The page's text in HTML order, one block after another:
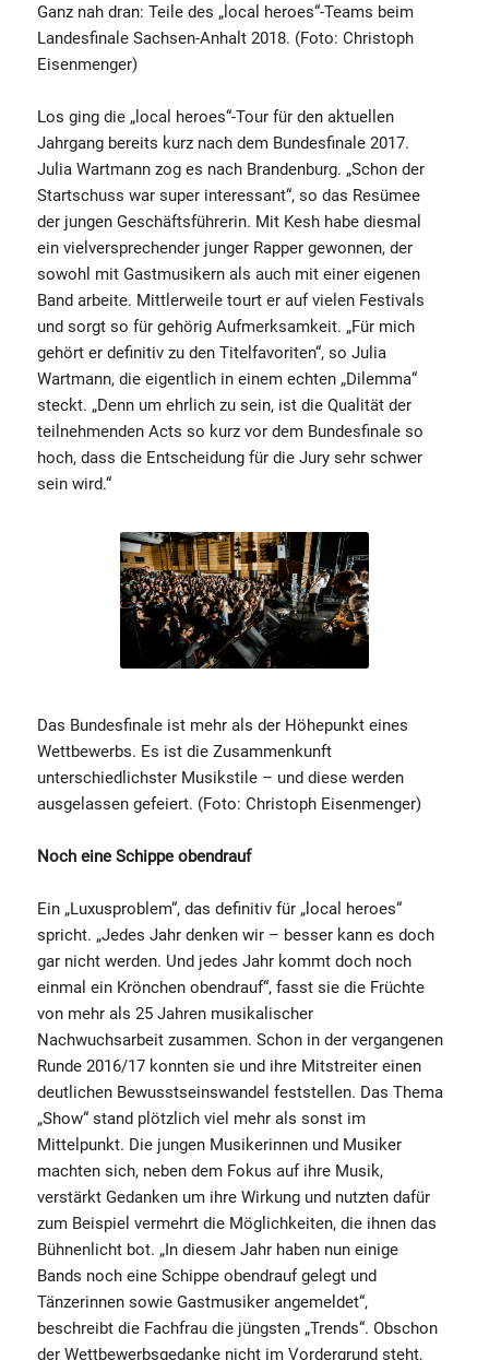
Ganz nah dran: Teile des „local heroes“-Teams beim
Landesfinale Sachsen-Anhalt 2018. (Foto: Christoph
Eisenmenger)
Los ging die „local heroes“-Tour für den aktuellen
Jahrgang bereits kurz nach dem Bundesfinale 2017.
Julia Wartmann zog es nach Brandenburg. „Schon der
Startschuss war super interessant“, so das Resümee
der jungen Geschäftsführerin. Mit Kesh habe diesmal
ein vielversprechender junger Rapper gewonnen, der
sowohl mit Gastmusikern als auch mit einer eigenen
Band arbeite. Mittlerweile tourt er auf vielen Festivals
und sorgt so für gehörig Aufmerksamkeit. „Für mich
gehört er definitiv zu den Titelfavoriten“, so Julia
Wartmann, die eigentlich in einem echten „Dilemma“
steckt. „Denn um ehrlich zu sein, ist die Qualität der
teilnehmenden Acts so kurz vor dem Bundesfinale so
hoch, dass die Entscheidung für die Jury sehr schwer
sein wird.“
Das Bundesfinale ist mehr als der Höhepunkt eines
Wettbewerbs. Es ist die Zusammenkunft
unterschiedlichster Musikstile – und diese werden
ausgelassen gefeiert. (Foto: Christoph Eisenmenger)
Noch eine Schippe obendrauf
Ein „Luxusproblem“, das definitiv für „local heroes“
spricht. „Jedes Jahr denken wir – besser kann es doch
gar nicht werden. Und jedes Jahr kommt doch noch
einmal ein Krönchen obendrauf“, fasst sie die Früchte
von mehr als 25 Jahren musikalischer
Nachwuchsarbeit zusammen. Schon in der vergangenen
Runde 2016/17 konnten sie und ihre Mitstreiter einen
deutlichen Bewusstseinswandel feststellen. Das Thema
„Show“ stand plötzlich viel mehr als sonst im
Mittelpunkt. Die jungen Musikerinnen und Musiker
machten sich, neben dem Fokus auf ihre Musik,
verstärkt Gedanken um ihre Wirkung und nutzten dafür
zum Beispiel vermehrt die Möglichkeiten, die ihnen das
Bühnenlicht bot. „In diesem Jahr haben nun einige
Bands noch eine Schippe obendrauf gelegt und
Tänzerinnen sowie Gastmusiker angemeldet“,
beschreibt die Fachfrau die jüngsten „Trends“. Obschon
der Wettbewerbsgedanke nicht im Vordergrund steht,